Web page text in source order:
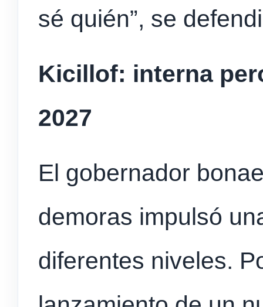
sé quién”, se
Kicillof: interna
2027
El gobernador
demoras impulsó
diferentes niveles.